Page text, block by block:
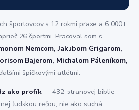
športovcov s 12 rokmi praxe a 6 000+
26 športmi. Pracoval som s
Nemcom, Jakubom Grigarom,
Bajerom, Michalom Páleníkom,
špičkovými atlétmi.
ako profík — 432-stranovej biblie
ľudskou rečou, nie ako suchá